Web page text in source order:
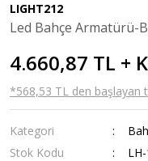
LIGHT212
Led Bahçe Armatürü-
4.660,87 TL +
*568,53 TL den başlayan
Kategori
Stok Kodu